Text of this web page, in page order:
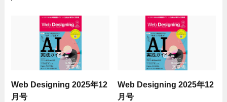
Web Designing 2025年12
月号
Web Designing 2025年12
月号